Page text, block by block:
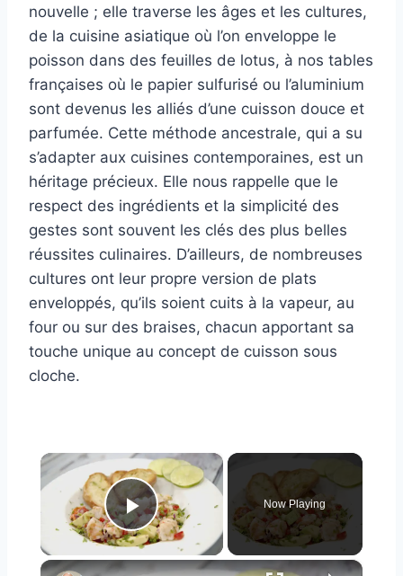
nouvelle ; elle traverse les âges et les cultures,
de la cuisine asiatique où l’on enveloppe le
poisson dans des feuilles de lotus, à nos tables
françaises où le papier sulfurisé ou l’aluminium
sont devenus les alliés d’une cuisson douce et
parfumée. Cette méthode ancestrale, qui a su
s’adapter aux cuisines contemporaines, est un
héritage précieux. Elle nous rappelle que le
respect des ingrédients et la simplicité des
gestes sont souvent les clés des plus belles
réussites culinaires. D’ailleurs, de nombreuses
cultures ont leur propre version de plats
enveloppés, qu’ils soient cuits à la vapeur, au
four ou sur des braises, chacun apportant sa
touche unique au concept de cuisson sous
cloche.
×
Play Video
Now Playing
×